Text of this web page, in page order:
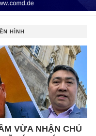
HÌNH
VỪA NHẬN CHỦ